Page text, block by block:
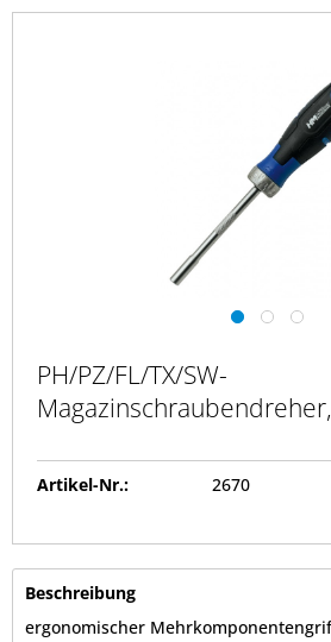
PH/PZ/FL/TX/SW-
Artikel-Nr.: 2670
Beschreibung
ergonomischer